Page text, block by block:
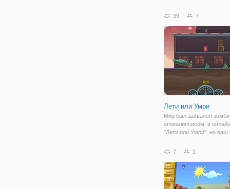
впечатляющая полоса
проходить ваш
будете в роли военного,
39 7
Лети или Умри
Мир был захвачен
апокалипсисом, в
"Лети или Умри", но ваш
сев за руль своего
можно больше зомби. И
ответственном
7 1